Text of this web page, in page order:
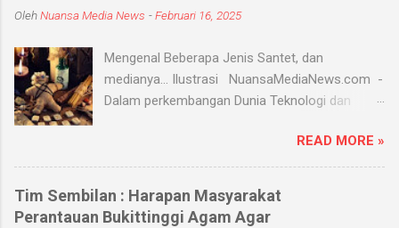
OlehNuansa Media News -Februari 16, 2025
Mengenal Beberapa Jenis Santet, dan
medianya... Ilustrasi NuansaMediaNews.com -
Dalam perkembangan Dunia Teknologi dan
yang hingga saat ini masih ada dan berkembang
di masyarakat. Menurut Kamus Besar Bahasa
Indonesia (KBBI) santet berarti sihir, menyihir.
Ilmu Santet merupakan aliran ilmu hitam yang
READ MORE »
Tim Sembilan : Harapan Masyarakat
Perantauan Bukittinggi Agam Agar